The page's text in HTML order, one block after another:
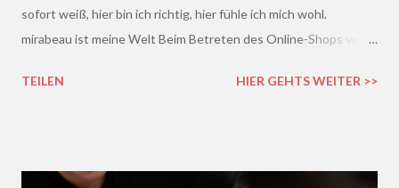
sofort weiß, hier bin ich richtig, hier fühle ich mich wohl.
mirabeau ist meine Welt Beim Betreten des Online-Shops von
Harmonische - ich wusste sofort, hier fühle ich mich wohl :)
TEILEN HIER GEHTS WEITER >>